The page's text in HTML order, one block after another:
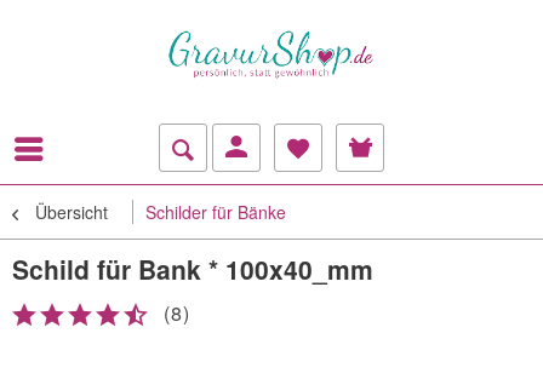
Übersicht Schilder für Bänke
Schild für Bank * 100x40_mm
(8)